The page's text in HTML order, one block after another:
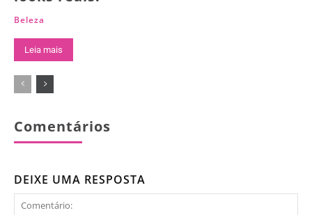
Beleza
Leia mais
Comentários
DEIXE UMA RESPOSTA